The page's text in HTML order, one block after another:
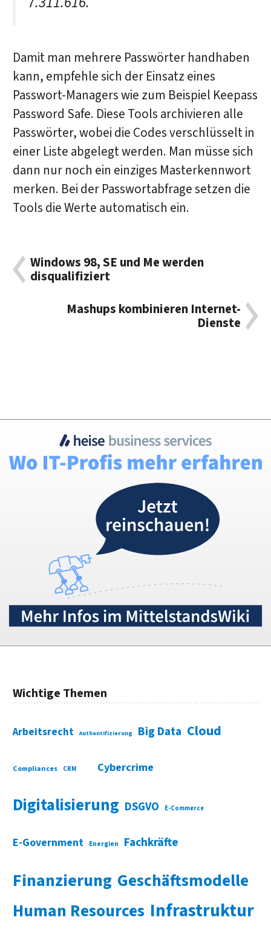
Damit man mehrere Passwörter handhaben
kann, empfehle sich der Einsatz eines
Passwort-Managers wie zum Beispiel Keepass
Password Safe. Diese Tools archivieren alle
Passwörter, wobei die Codes verschlüsselt in
einer Liste abgelegt werden. Man müsse sich
dann nur noch ein einziges Masterkennwort
merken. Bei der Passwortabfrage setzen die
Tools die Werte automatisch ein.
Windows 98, SE und Me werden
disqualifiziert
Mashups kombinieren Internet-
Dienste
Wichtige Themen
Arbeitsrecht Authentifizierung Big Data Cloud
Compliances CRM Cybercrime
Digitalisierung DSGVO E-Commerce
E-Government Energien Fachkräfte
Finanzierung Geschäftsmodelle
Human Resources Infrastruktur